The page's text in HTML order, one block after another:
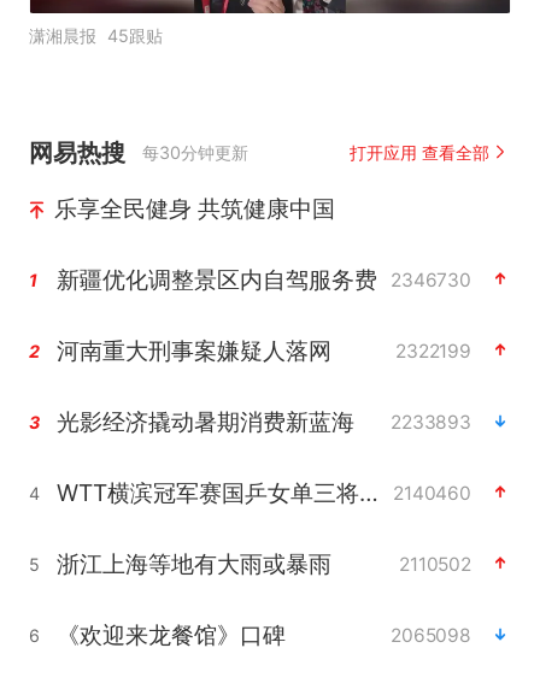
潇湘晨报 45跟贴
网易热搜 每30分钟更新 打开应用 查看全部
乐享全民健身 共筑健康中国
1 新疆优化调整景区内自驾服务费 2346730
2 河南重大刑事案嫌疑人落网 2322199
3 光影经济撬动暑期消费新蓝海 2233893
4 WTT横滨冠军赛国乒女单三将晋级四强 2140460
5 浙江上海等地有大雨或暴雨 2110502
6 《欢迎来龙餐馆》口碑 2065098